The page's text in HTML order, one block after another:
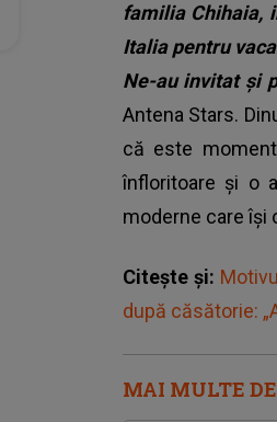
familia Chihaia,
Italia pentru
Ne-au invitat și
Antena Stars.
că este
înfloritoare și o
moderne care își
Citește și:
după căsătorie:
MAI MULTE